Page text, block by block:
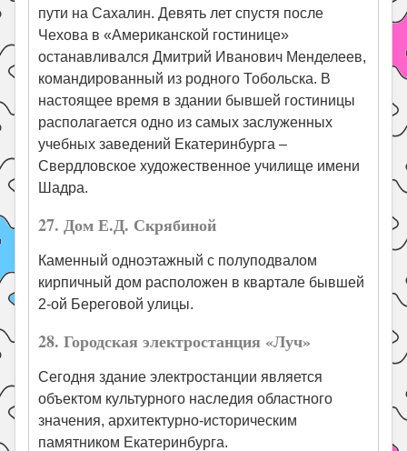
пути на Сахалин. Девять лет спустя после
Чехова в «Американской гостинице»
останавливался Дмитрий Иванович Менделеев,
командированный из родного Тобольска. В
настоящее время в здании бывшей гостиницы
располагается одно из самых заслуженных
учебных заведений Екатеринбурга –
Свердловское художественное училище имени
Шадра.
27. Дом Е.Д. Скрябиной
Каменный одноэтажный с полуподвалом
кирпичный дом расположен в квартале бывшей
2-ой Береговой улицы.
28. Городская электростанция «Луч»
Сегодня здание электростанции является
объектом культурного наследия областного
значения, архитектурно-историческим
памятником Екатеринбурга.